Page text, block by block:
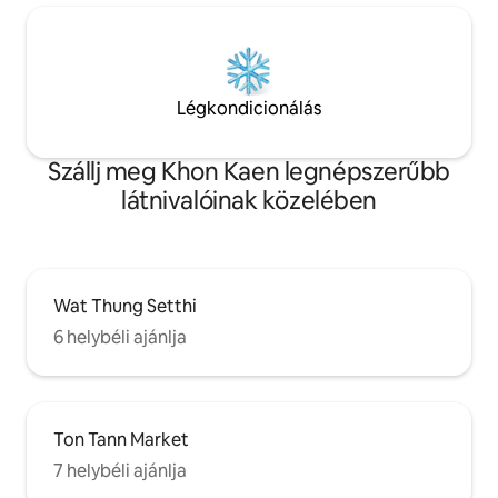
Légkondicionálás
Szállj meg Khon Kaen legnépszerűbb
látnivalóinak közelében
Wat Thung Setthi
6 helybéli ajánlja
Ton Tann Market
7 helybéli ajánlja